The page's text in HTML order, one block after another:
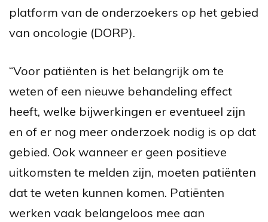
platform van de onderzoekers op het gebied
van oncologie (DORP).
“Voor patiënten is het belangrijk om te
weten of een nieuwe behandeling effect
heeft, welke bijwerkingen er eventueel zijn
en of er nog meer onderzoek nodig is op dat
gebied. Ook wanneer er geen positieve
uitkomsten te melden zijn, moeten patiënten
dat te weten kunnen komen. Patiënten
werken vaak belangeloos mee aan